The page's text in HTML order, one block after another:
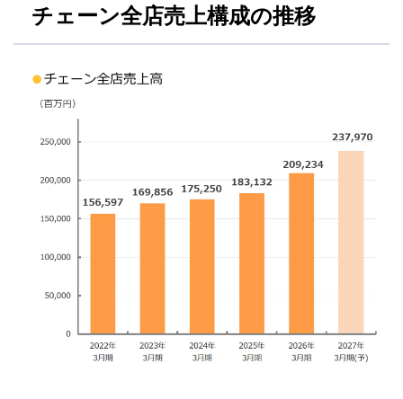
チェーン全店売上構成の推移